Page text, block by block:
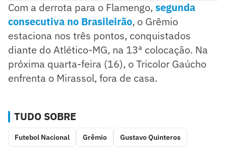
Com a derrota para o Flamengo, segunda
consecutiva no Brasileirão, o Grêmio
estaciona nos três pontos, conquistados
diante do Atlético-MG, na 13ª colocação. Na
próxima quarta-feira (16), o Tricolor Gaúcho
enfrenta o Mirassol, fora de casa.
TUDO SOBRE
Futebol Nacional Grêmio Gustavo Quinteros